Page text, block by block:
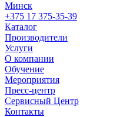
Минск
+375 17 375-35-39
Каталог
Производители
Услуги
О компании
Обучение
Мероприятия
Пресс-центр
Сервисный Центр
Контакты